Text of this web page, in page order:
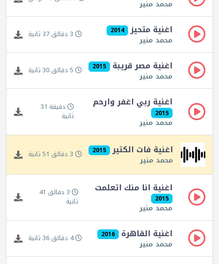
محمد منير
اغنية متحيز 2014
محمد منير 3 دقائق 37 ثانية
اغنية مصر قريبة 2015
محمد منير 5 دقائق 30 ثانية
اغنية ربي اغفر وارحم
2015
محمد منير
دقيقة 31
ثانية
اغنية فات الكتير 2015
محمد منير 3 دقائق 51 ثانية
اغنية انا منك اتعلمت
2015
محمد منير
3 دقائق 41
ثانية
اغنية القاهرة 2016
محمد منير 4 دقائق 36 ثانية